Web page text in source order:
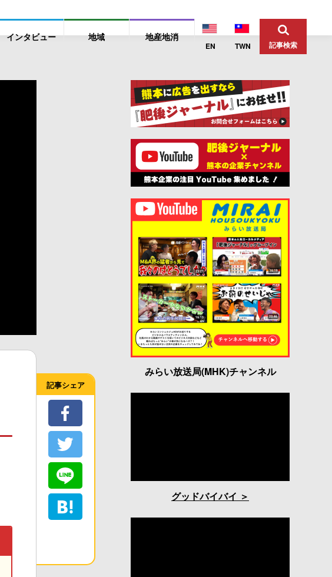
インタビュー 地域 地産地消
EN TWN 記事検索
記事シェア
みらい放送局(MHK)チャンネル
グッドバイバイ